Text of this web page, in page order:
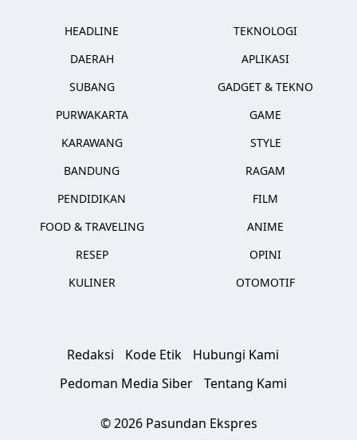
HEADLINE
DAERAH
SUBANG
PURWAKARTA
KARAWANG
BANDUNG
PENDIDIKAN
FOOD & TRAVELING
RESEP
KULINER
TEKNOLOGI
APLIKASI
GADGET & TEKNO
GAME
STYLE
RAGAM
FILM
ANIME
OPINI
OTOMOTIF
Redaksi Kode Etik
Hubungi Kami
Pedoman Media Siber
Tentang Kami
© 2026 Pasundan Ekspres